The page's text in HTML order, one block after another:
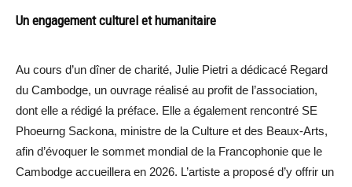
Un engagement culturel et humanitaire
Au cours d’un dîner de charité, Julie Pietri a dédicacé Regard
du Cambodge, un ouvrage réalisé au profit de l’association,
dont elle a rédigé la préface. Elle a également rencontré SE
Phoeurng Sackona, ministre de la Culture et des Beaux-Arts,
afin d’évoquer le sommet mondial de la Francophonie que le
Cambodge accueillera en 2026. L’artiste a proposé d’y offrir un